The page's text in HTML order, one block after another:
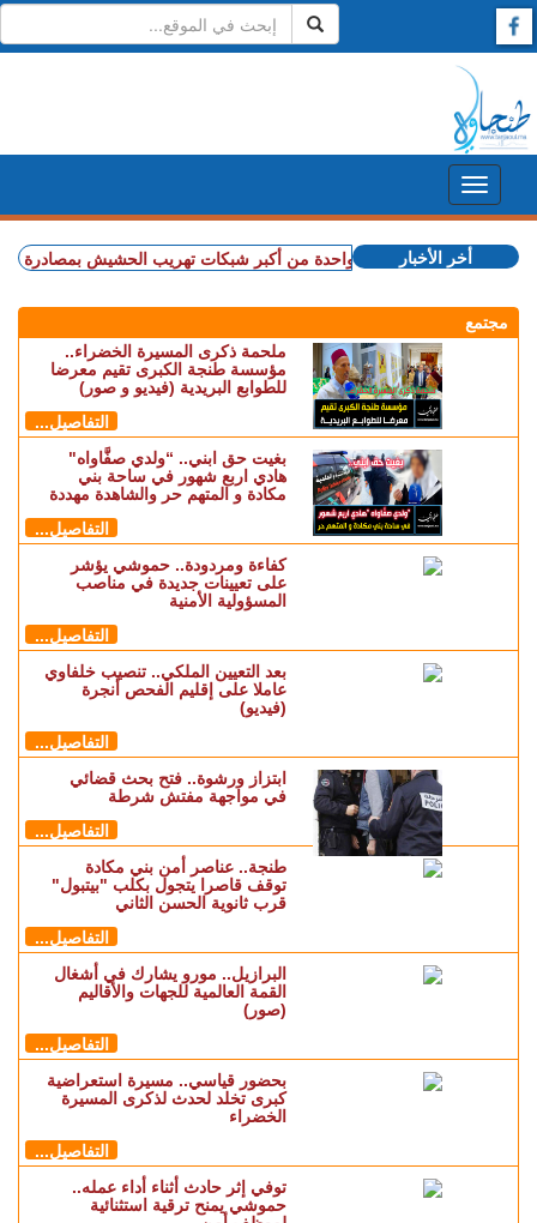
+ إسبانيا.. تفكيك واحدة من أكبر شبكات تهريب الحشيش بمصادرة 10 أطنان واعتقال 57 شخصا (فيديو)
أخر الأخبار
مجتمع
ملحمة ذكرى المسيرة الخضراء..
مؤسسة طنجة الكبرى تقيم معرضا
للطوابع البريدية (فيديو و صور)
التفاصيل...
بغيت حق ابني.. “ولدي صفَّاواه"
هادي اربع شهور في ساحة بني
مكادة و المتهم حر والشاهدة مهددة
التفاصيل...
كفاءة ومردودة.. حموشي يؤشر
على تعيينات جديدة في مناصب
المسؤولية الأمنية
التفاصيل...
بعد التعيين الملكي.. تنصيب خلفاوي
عاملا على إقليم الفحص أنجرة
(فيديو)
التفاصيل...
ابتزاز ورشوة.. فتح بحث قضائي
في مواجهة مفتش شرطة
التفاصيل...
طنجة.. عناصر أمن بني مكادة
توقف قاصرا يتجول بكلب "بيتبول"
قرب ثانوية الحسن الثاني
التفاصيل...
البرازيل.. مورو يشارك في أشغال
القمة العالمية للجهات والأقاليم
(صور)
التفاصيل...
بحضور قياسي.. مسيرة استعراضية
كبرى تخلد لحدث لذكرى المسيرة
الخضراء
التفاصيل...
توفي إثر حادث أثناء أداء عمله..
حموشي يمنح ترقية استثنائية